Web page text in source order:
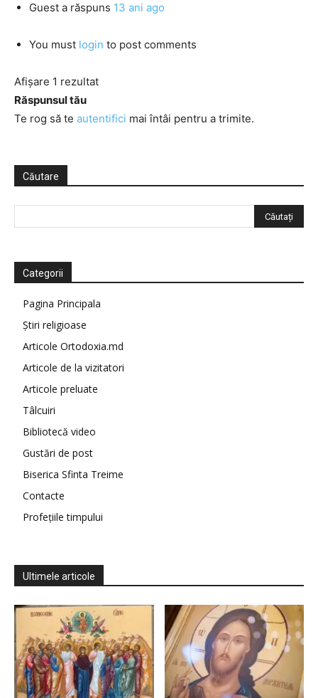
Guest a răspuns 13 ani ago
You must login to post comments
Afișare 1 rezultat
Răspunsul tău
Te rog să te autentifici mai întâi pentru a trimite.
Căutare
Categorii
Pagina Principala
Știri religioase
Articole Ortodoxia.md
Articole de la vizitatori
Articole preluate
Tâlcuiri
Bibliotecă video
Gustări de post
Biserica Sfinta Treime
Contacte
Profețiile timpului
Ultimele articole